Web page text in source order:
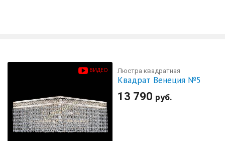
ВИДЕО Люстра квадратная
Квадрат Венеция №5
13 790 руб.